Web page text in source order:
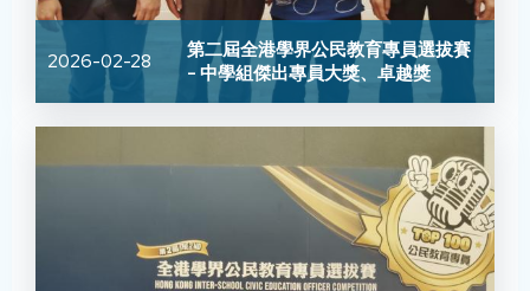
2026-02-28
第二屆全港學界公民教育專員選拔賽
- 中學組傑出專員大獎、卓越獎